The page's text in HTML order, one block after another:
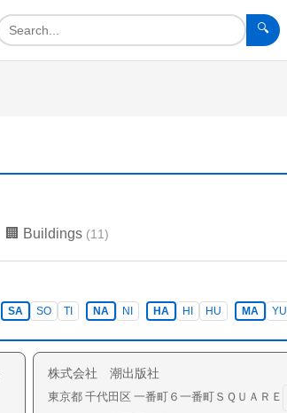
🔍
🏢 Buildings (11)
SA SO TI NA NI HA HI HU MA YU
株式会社 潮出版社
東京都 千代田区 一番町 ６一番町ＳＱＵＡＲＥ